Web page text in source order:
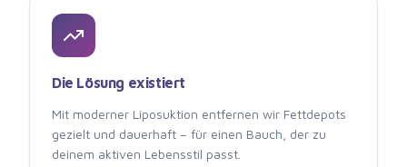
Die Lösung existiert
Mit moderner Liposuktion entfernen wir Fettdepots
gezielt und dauerhaft – für einen Bauch, der zu
deinem aktiven Lebensstil passt.